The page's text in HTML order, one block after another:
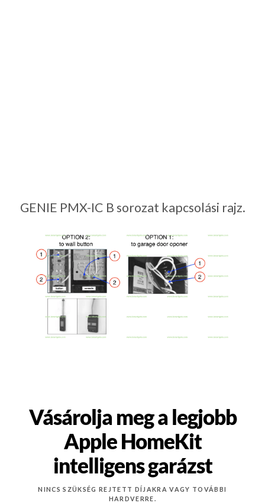
GENIE PMX-IC B sorozat kapcsolási rajz.
Vásárolja meg a legjobb
Apple HomeKit
intelligens garázst
NINCS SZÜKSÉG REJTETT DÍJAKRA VAGY TOVÁBBI
HARDVERRE.